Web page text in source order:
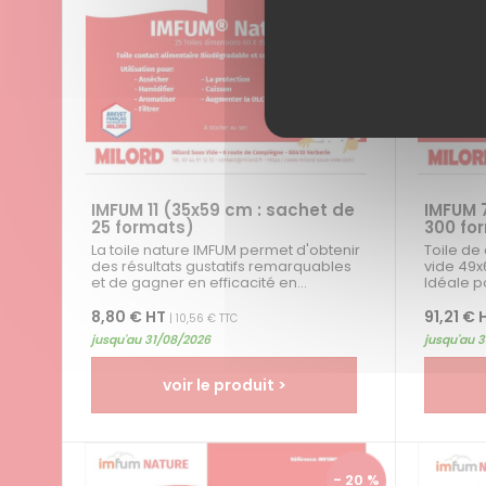
IMFUM 11 (35x59 cm : sachet de
25 formats)
La toile nature IMFUM permet d'obtenir
des résultats gustatifs remarquables
et de gagner en efficacité en...
8,80 € HT | 10,56 € TTC
jusqu'au 31/08/2026
voir le produit >
300
Toile de
vide
Idéale
et...
91,21 €
jusqu'au
- 20 %